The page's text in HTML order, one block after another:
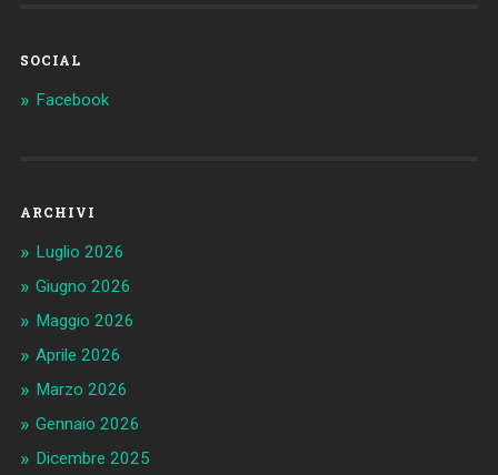
SOCIAL
Facebook
ARCHIVI
Luglio 2026
Giugno 2026
Maggio 2026
Aprile 2026
Marzo 2026
Gennaio 2026
Dicembre 2025